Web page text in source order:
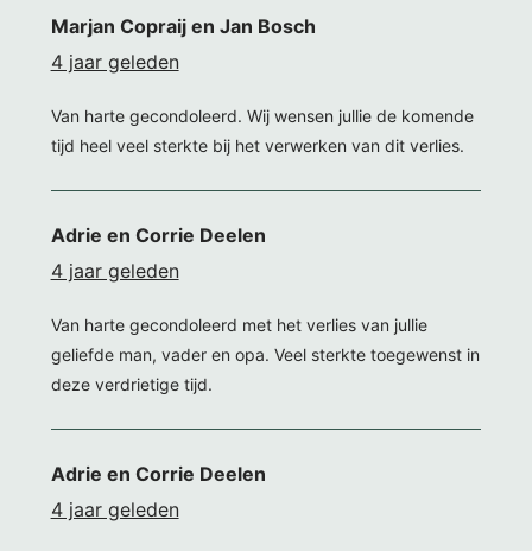
Marjan Copraij en Jan Bosch
4 jaar geleden
Van harte gecondoleerd. Wij wensen jullie de komende
tijd heel veel sterkte bij het verwerken van dit verlies.
Adrie en Corrie Deelen
4 jaar geleden
Van harte gecondoleerd met het verlies van jullie
geliefde man, vader en opa. Veel sterkte toegewenst in
deze verdrietige tijd.
Adrie en Corrie Deelen
4 jaar geleden